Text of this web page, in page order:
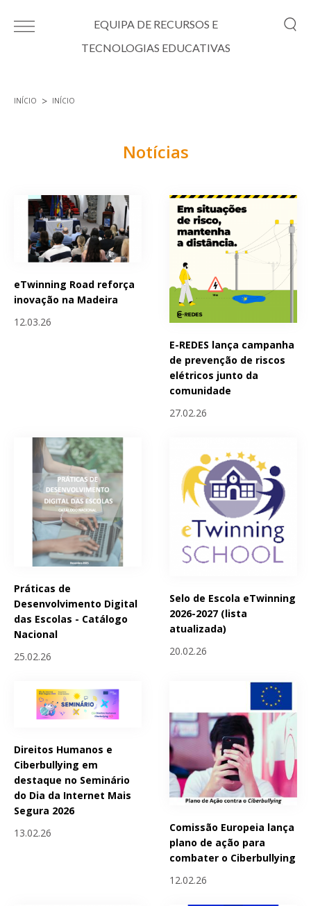
EQUIPA DE RECURSOS E
TECNOLOGIAS EDUCATIVAS
INÍCIO INÍCIO
Notícias
eTwinning Road reforça
inovação na Madeira
12.03.26
E-REDES lança campanha
de prevenção de riscos
elétricos junto da
comunidade
27.02.26
Práticas de
Desenvolvimento Digital
das Escolas - Catálogo
Nacional
25.02.26
Selo de Escola eTwinning
2026-2027 (lista
atualizada)
20.02.26
Direitos Humanos e
Ciberbullying em
destaque no Seminário
do Dia da Internet Mais
Segura 2026
13.02.26
Comissão Europeia lança
plano de ação para
combater o Ciberbullying
12.02.26
Páginas